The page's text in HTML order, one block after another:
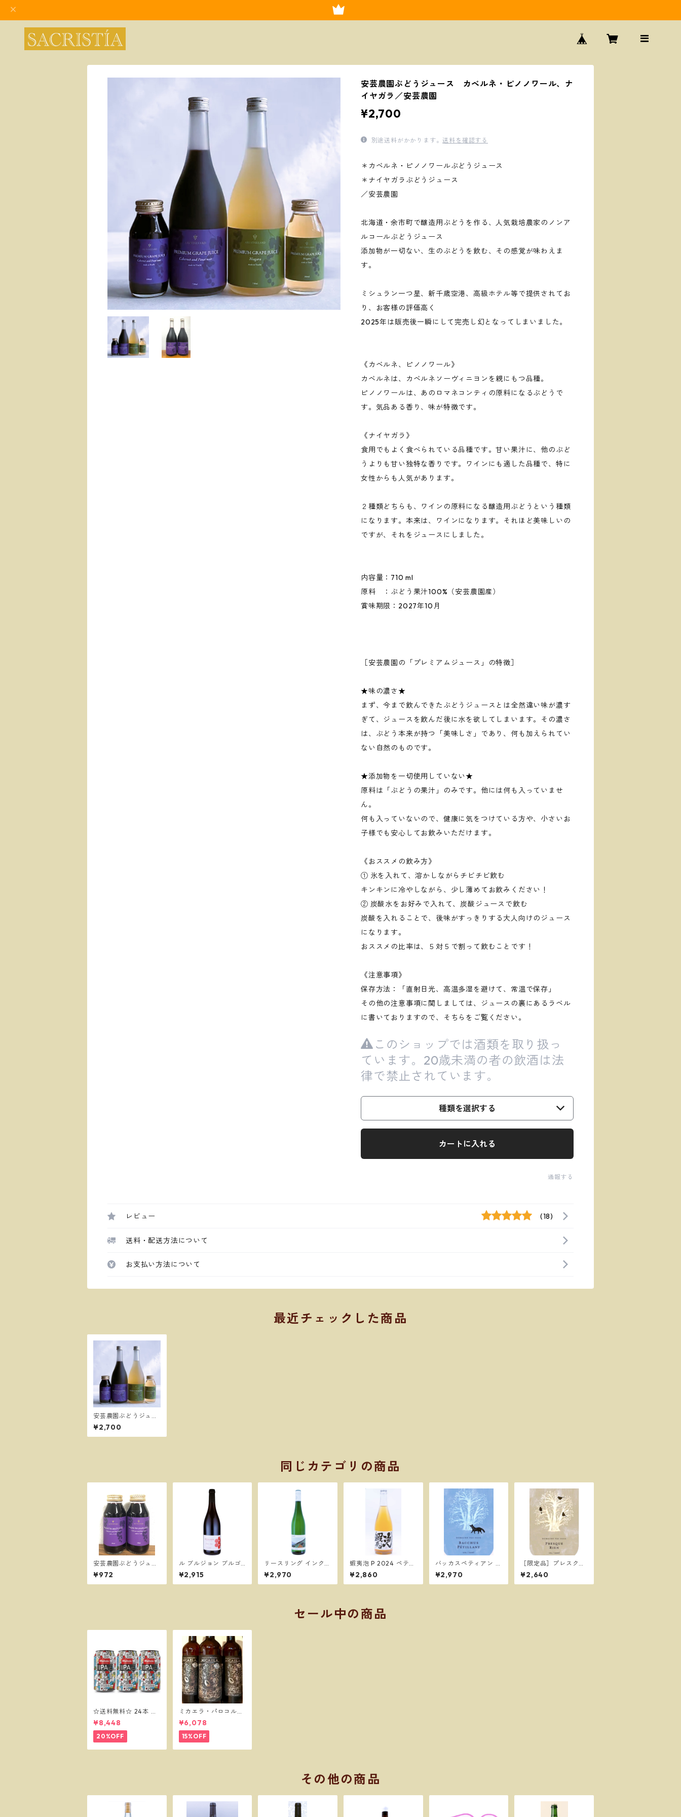
安芸農園ぶどうジュース カベルネ・ピノノワール、ナ
イヤガラ／安芸農園
¥2,700
別途送料がかかります。送料を確認する
＊カベルネ・ピノノワールぶどうジュース
＊ナイヤガラぶどうジュース
／安芸農園
北海道・余市町で醸造用ぶどうを作る、人気栽培農家のノンア
ルコールぶどうジュース
添加物が一切ない、生のぶどうを飲む、その感覚が味わえま
す。
ミシュラン一つ星、新千歳空港、高級ホテル等で提供されてお
り、お客様の評価高く
2025年は販売後一瞬にして完売し幻となってしまいました。
《カベルネ、ピノノワール》
カベルネは、カベルネソーヴィニヨンを親にもつ品種。
ピノノワールは、あのロマネコンティの原料になるぶどうで
す。気品ある香り、味が特徴です。
《ナイヤガラ》
食用でもよく食べられている品種です。甘い果汁に、他のぶど
うよりも甘い独特な香りです。ワインにも適した品種で、特に
女性からも人気があります。
２種類どちらも、ワインの原料になる醸造用ぶどうという種類
になります。本来は、ワインになります。それほど美味しいの
ですが、それをジュースにしました。
内容量：710 ml
原料 ：ぶどう果汁100%（安芸農園産）
賞味期限：2027年10月
［安芸農園の「プレミアムジュース」の特徴］
★味の濃さ★
まず、今まで飲んできたぶどうジュースとは全然違い味が濃す
ぎて、ジュースを飲んだ後に水を欲してしまいます。その濃さ
は、ぶどう本来が持つ「美味しさ」であり、何も加えられてい
ない自然のものです。
★添加物を一切使用していない★
原料は「ぶどうの果汁」のみです。他には何も入っていませ
ん。
何も入っていないので、健康に気をつけている方や、小さいお
子様でも安心してお飲みいただけます。
《おススメの飲み方》
① 氷を入れて、溶かしながらチビチビ飲む
キンキンに冷やしながら、少し薄めてお飲みください！
② 炭酸水をお好みで入れて、炭酸ジュースで飲む
炭酸を入れることで、後味がすっきりする大人向けのジュース
になります。
おススメの比率は、５対５で割って飲むことです！
《注意事項》
保存方法：「直射日光、高温多湿を避けて、常温で保存」
その他の注意事項に関しましては、ジュースの裏にあるラベル
に書いておりますので、そちらをご覧ください。
このショップでは酒類を取り扱っ
ています。20歳未満の者の飲酒は法
律で禁止されています。
種類を選択する
カートに入れる
通報する
レビュー (18)
送料・配送方法について
お支払い方法について
最近チェックした商品
安芸農園ぶどうジュー
ス カベルネ・ピノノ
ワール、ナイヤガラ／
安芸農園
¥2,700
同じカテゴリの商品
安芸農園ぶどうジュー
ス カベルネ・ピノノ
ワール、ナイヤガラ 18
0ml／安芸農園
¥972
ル ブルジョン ブルゴ
ーニュ ピノ ノワール
2022／ル ブルジョン
¥2,915
リースリング インクラ
イン2023／Ｊ＆Ｈゼ
ルバッハ
¥2,970
蝦夷泡 P 2024 ペティ
ヤン／ドメーヌイチD
omaine Ichi
¥2,860
バッカスペティアン B
acchus Petillant 202
5／ドメーヌ トワ
¥2,970
［限定品］プレスクリ
アン Presque Rien 2
025／ドメーヌ トワ
¥2,640
セール中の商品
☆送料無料☆ 24本 マ
オウ セッションIPA 33
0缶 MAHOU IPA
¥8,448
20%OFF
ミカエラ・パロコルタ
ード／ボデガスバロン
¥6,078
15%OFF
その他の商品